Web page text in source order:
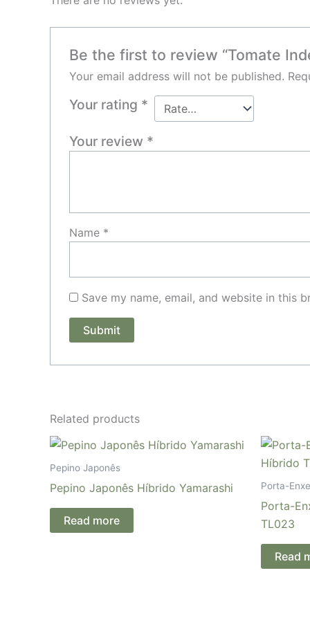
Be the first to review “Tomate
Your email address will not be published.
Your rating *
Your review *
Name *
Save my name, email, and website in this
Related products
Pepino Japonês
Pepino Japonês Híbrido Yamarashi
Read more
Porta-
Porta-
TL023
Read